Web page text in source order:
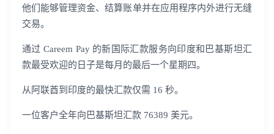
他们能够管理资金、结算账单并在应用程序内外进行无缝
交易。
通过 Careem Pay 的新国际汇款服务向印度和巴基斯坦汇
款最受欢迎的日子是每月的最后一个星期四。
从阿联酋到印度的最快汇款仅需 16 秒。
一位客户全年向巴基斯坦汇款 76389 美元。